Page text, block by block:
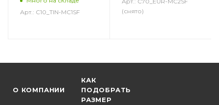
Арт.: C10_TIN-MC1SF
(снято)
О КОМПАНИИ
КАК
ПОДОБРАТЬ
РАЗМЕР